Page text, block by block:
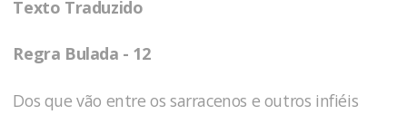
Texto Traduzido
Regra Bulada - 12
Dos que vão entre os sarracenos e outros infiéis